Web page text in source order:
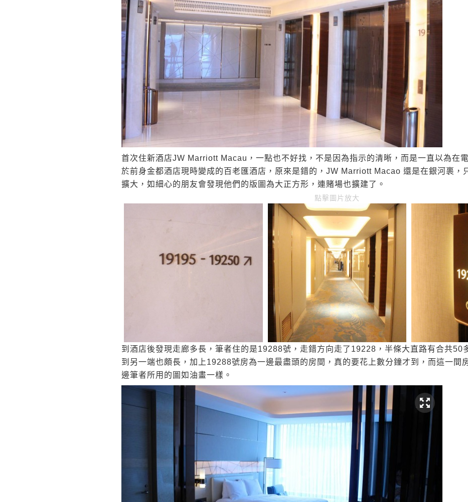
首次住新酒店JW Marriott Macau，一點也不好找，不是因為指示的清晰，而是一直以為在
於前身金都酒店現時變成的百老匯酒店，原來是錯的，JW Marriott Macao 還是在銀河裹，
擴大，如細心的朋友會發現他們的版圖為大正方形，連賭場也擴建了。
點擊圖片放大
到酒店後發現走廊多長，筆者住的是19288號，走錯方向走了19228，半條大直路有合共50
到另一端也頗長，加上19288號房為一邊最盡頭的房間，真的要花上數分鐘才到，而這一間
邊筆者所用的圖如油畫一樣。